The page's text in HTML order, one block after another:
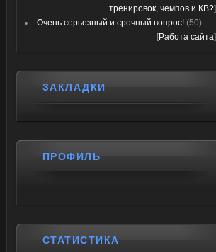
тренировок, чемпов и КВ?]
Очень серьезный и срочный вопрос! (50)
[Работа сайта]
ЗАКЛАДКИ
ПРОФИЛЬ
СТАТИСТИКА